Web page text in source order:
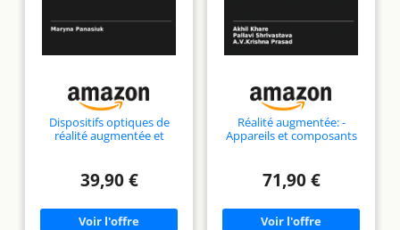
Dispositifs optiques de
réalité augmentée et
39,90 €
Réalité augmentée: -
Appareils et composants
71,90 €